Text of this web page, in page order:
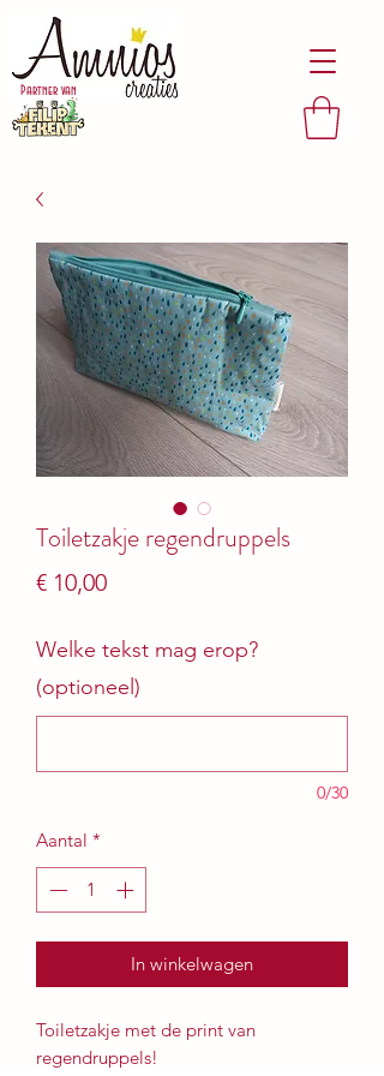
Partner van
Toiletzakje regendruppels
€ 10,00Prijs
Welke tekst mag erop?
(optioneel)
0/30
Aantal *
In winkelwagen
Toiletzakje met de print van
regendruppels!